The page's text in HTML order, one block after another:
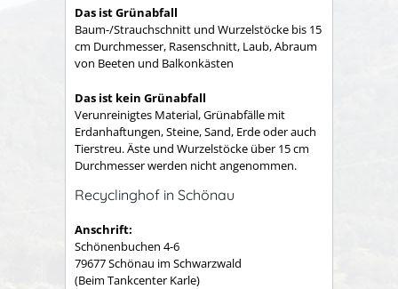
Das ist Grünabfall
Baum-/Strauchschnitt und Wurzelstöcke bis 15
cm Durchmesser, Rasenschnitt, Laub, Abraum
von Beeten und Balkonkästen
Das ist kein Grünabfall
Verunreinigtes Material, Grünabfälle mit
Erdanhaftungen, Steine, Sand, Erde oder auch
Tierstreu. Äste und Wurzelstöcke über 15 cm
Durchmesser werden nicht angenommen.
Recyclinghof in Schönau
Anschrift:
Schönenbuchen 4-6
79677 Schönau im Schwarzwald
(Beim Tankcenter Karle)